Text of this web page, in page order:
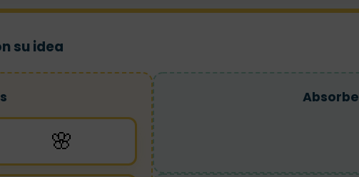
su idea
🌸
Absorbe